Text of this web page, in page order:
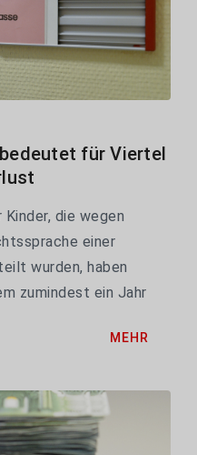
für Viertel
die wegen
einer
wurden, haben
zumindest ein Jahr
Von den 22.800MEHR